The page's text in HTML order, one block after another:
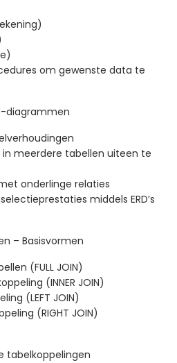
om gewenste data te
diagrammen
in meerdere tabellen uiteen te
onderlinge relaties
middels ERD’s
– Basisvormen
(FULL JOIN)
(INNER JOIN)
(LEFT JOIN)
(RIGHT JOIN)
tabelkoppelingen